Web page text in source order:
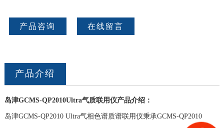
产品咨询 在线留言
产品介绍
岛津GCMS-QP2010Ultra气质联用仪产品介绍：
岛津GCMS-QP2010 Ultra气相色谱质谱联用仪秉承GCMS-QP2010